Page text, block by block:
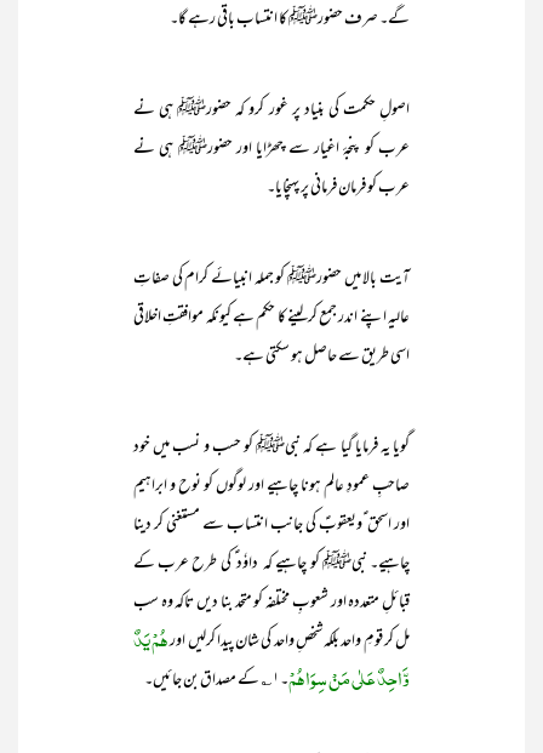
گے۔ صرف حضورﷺ کا انتساب باقی رہے گا۔
اصولِ حکمت کی بنیاد پر غور کرو کہ حضورﷺ ہی نے
عرب کو پنجۂ اغیار سے چھڑایا اور حضورﷺ ہی نے
عرب کو فرمان فرمانی پر پہنچایا۔
آیت بالا میں حضورﷺ کو جملہ انبیائے کرام کی صفاتِ
عالیہ اپنے اندر جمع کرلینے کا حکم ہے کیونکہ موافقتِ اخلاقی
اسی طریق سے حاصل ہو سکتی ہے۔
گویا یہ فرمایا گیا ہے کہ نبیﷺ کو حسب و نسب میں خود
صاحبِ عمودِ عالم ہونا چاہیے اور لوگوں کو نوح و ابراہیم
اور اسحق ؑویعقوبؑ کی جانب انتساب سے مستغنی کر دینا
چاہیے۔ نبیﷺ کو چاہیے کہ داوٗد ؑ کی طرح عرب کے
قبائلِ متعددہ اور شعوبِ مختلفہ کو متحد بنا دیں تاکہ وہ سب
مل کر قومِ واحد بلکہ شخصِ واحد کی شان پیدا کرلیں اورہُمْ یَدٌ
وَّاحِدٌ عَلٰی مَنْ سِوَاہُمْ۔۱؎ کے مصداق بن جائیں۔